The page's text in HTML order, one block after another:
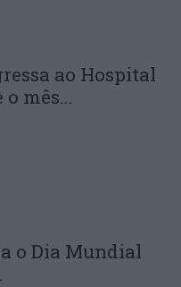
ao Hospital
mês...
o Dia Mundial